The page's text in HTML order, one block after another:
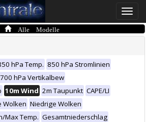
Toggle
Alle Modelle
hPa Temp. 850 hPa Stromlinien
700 hPa Vertikalbew
10m Wind 2m Taupunkt CAPE/LI
Wolken Niedrige Wolken
Max Temp. Gesamtniederschlag